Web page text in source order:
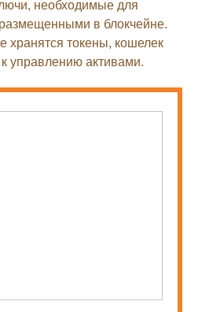
необходимые для
в блокчейне.
хранятся токены, кошелек
управлению активами.